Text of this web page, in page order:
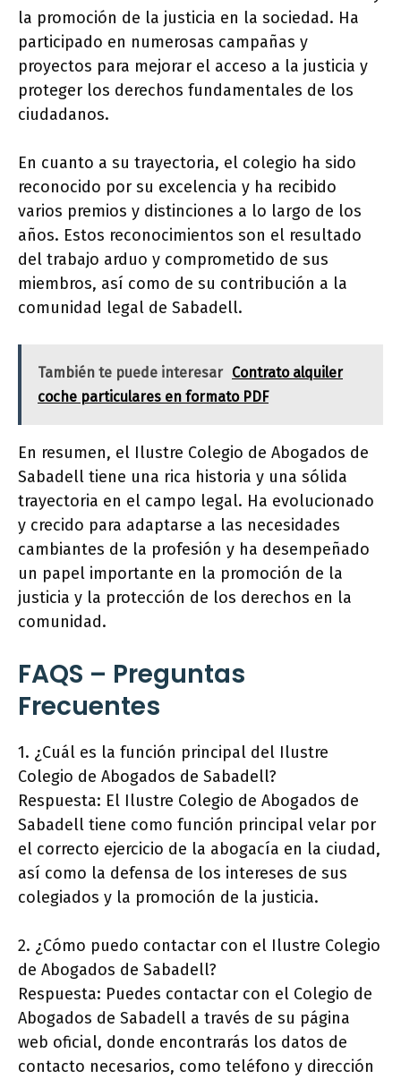
la promoción de la justicia en la sociedad. Ha
participado en numerosas campañas y
proyectos para mejorar el acceso a la justicia y
proteger los derechos fundamentales de los
ciudadanos.
En cuanto a su trayectoria, el colegio ha sido
reconocido por su excelencia y ha recibido
varios premios y distinciones a lo largo de los
años. Estos reconocimientos son el resultado
del trabajo arduo y comprometido de sus
miembros, así como de su contribución a la
comunidad legal de Sabadell.
También te puede interesar Contrato alquiler
coche particulares en formato PDF
En resumen, el Ilustre Colegio de Abogados de
Sabadell tiene una rica historia y una sólida
trayectoria en el campo legal. Ha evolucionado
y crecido para adaptarse a las necesidades
cambiantes de la profesión y ha desempeñado
un papel importante en la promoción de la
justicia y la protección de los derechos en la
comunidad.
FAQS – Preguntas
Frecuentes
1. ¿Cuál es la función principal del Ilustre
Colegio de Abogados de Sabadell?
Respuesta: El Ilustre Colegio de Abogados de
Sabadell tiene como función principal velar por
el correcto ejercicio de la abogacía en la ciudad,
así como la defensa de los intereses de sus
colegiados y la promoción de la justicia.
2. ¿Cómo puedo contactar con el Ilustre Colegio
de Abogados de Sabadell?
Respuesta: Puedes contactar con el Colegio de
Abogados de Sabadell a través de su página
web oficial, donde encontrarás los datos de
contacto necesarios, como teléfono y dirección